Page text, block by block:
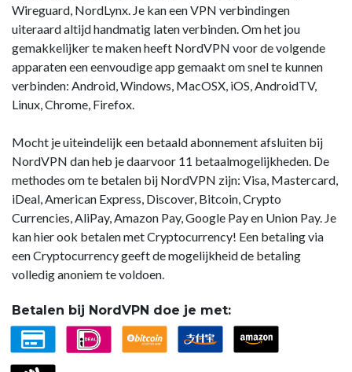
Wireguard, NordLynx. Je kan een VPN verbindingen
uiteraard altijd handmatig laten verbinden. Om het jou
gemakkelijker te maken heeft NordVPN voor de volgende
apparaten een eenvoudige app gemaakt om snel te kunnen
verbinden: Android, Windows, MacOSX, iOS, AndroidTV,
Linux, Chrome, Firefox.
Mocht je uiteindelijk een betaald abonnement afsluiten bij
NordVPN dan heb je daarvoor 11 betaalmogelijkheden. De
methodes om te betalen bij NordVPN zijn: Visa, Mastercard,
iDeal, American Express, Discover, Bitcoin, Crypto
Currencies, AliPay, Amazon Pay, Google Pay en Union Pay. Je
kan hier ook betalen met Cryptocurrency! Een betaling via
een Cryptocurrency geeft de mogelijkheid de betaling
volledig anoniem te voldoen.
Betalen bij NordVPN doe je met: